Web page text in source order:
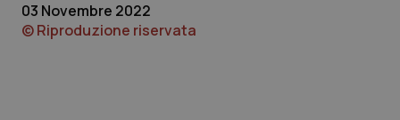
Provincia Autonoma di Trento
Ipertensione & Scompenso
03 Novembre 2022
© Riproduzione riservata